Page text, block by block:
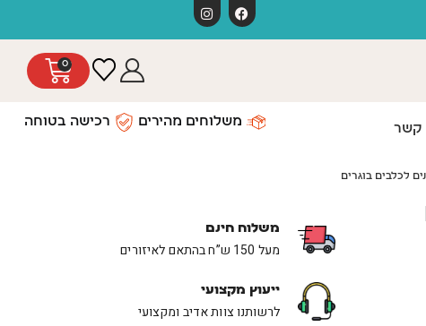
0
קשר משלוחים מהירים רכישה בטוחה
לכלבים בוגרים
משלוח חינם
מעל 150 ש”ח בהתאם לאיזורים
ייעוץ מקצועי
לרשותנו צוות אדיב ומקצועי